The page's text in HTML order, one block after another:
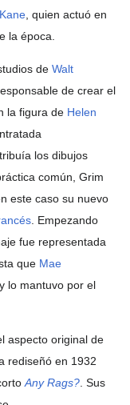
, quien actuó en
la época.
de Walt
de crear el
la figura de Helen
los dibujos
común, Grim
este caso su nuevo
. Empezando
fue representada
que Mae
lo mantuvo por el
aspecto original de
rediseñó en 1932
Any Rags? . Sus